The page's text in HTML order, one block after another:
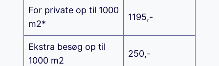
For private op til 1000
m2*
1195,-
Ekstra besøg op til
1000 m2
250,-